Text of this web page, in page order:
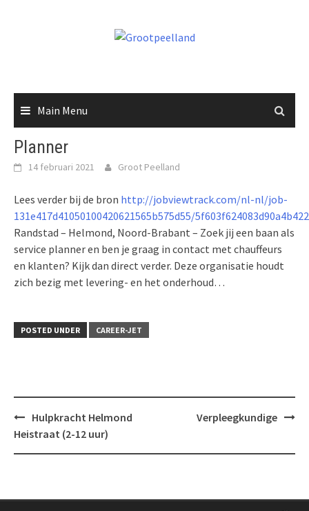
Main Menu
Planner
14 februari 2021 Groot Peelland
Lees verder bij de bron http://jobviewtrack.com/nl-nl/job-
131e417d41050100420621565b575d55/
Randstad – Helmond, Noord-Brabant – Zoek jij een baan als
service planner en ben je graag in contact met chauffeurs
en klanten? Kijk dan direct verder. Deze organisatie houdt
zich bezig met levering- en het onderhoud…
POSTED UNDER CAREER-JET
Post
navigation
Hulpkracht Helmond
Heistraat (2-12 uur)
Verpleegkundige